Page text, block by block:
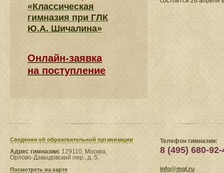
«Классическая
гимназия при ГЛК
Ю.А. Шичалина»
Онлайн-заявка
на поступление
Сведения​ об образовательной организации
Адрес гимназии: 129110, Москва,
Орлово-Давыдовский пер., д. 5.
Посмотреть на карте
Телефон гимназии:
8 (495) 680-92-
info@mgl.ru